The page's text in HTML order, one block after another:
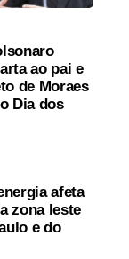
ao pai e
de Moraes
Dia dos
afeta
zona leste
e do